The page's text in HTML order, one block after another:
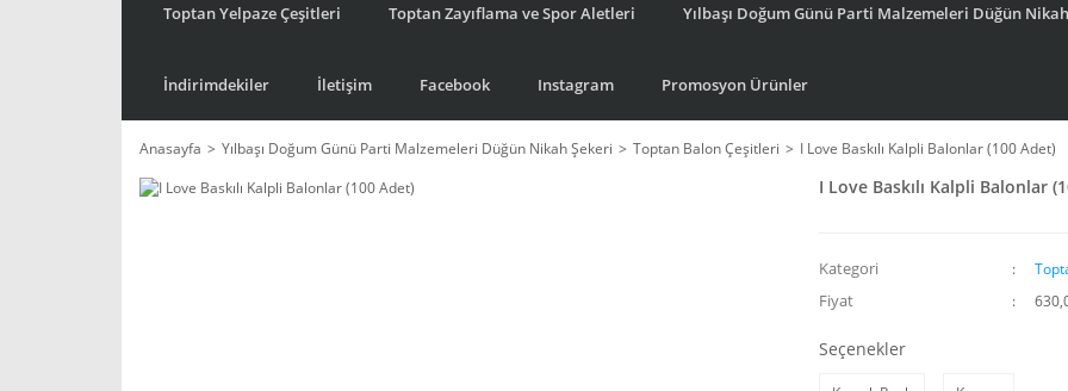
Toptan Yelpaze Çeşitleri Toptan Zayıflama ve Spor Aletleri Yılbaşı Doğum Günü Parti Malzemeleri Düğün
İndirimdekiler İletişim Facebook Instagram Promosyon Ürünler
Anasayfa Yılbaşı Doğum Günü Parti Malzemeleri Düğün Nikah Şekeri Toptan Balon Çeşitleri I Love Baskılı Kalpli Balonlar (100 Adet)
I Love Baskılı Kalpli Balonlar
Kategori
Fiyat
Seçenekler